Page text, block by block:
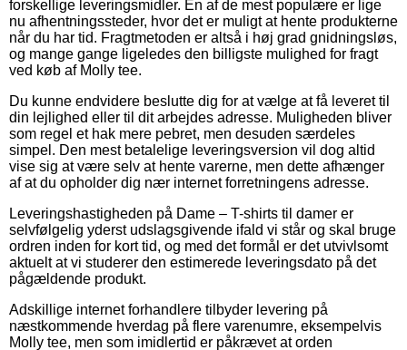
forskellige leveringsmidler. En af de mest populære er lige
nu afhentningssteder, hvor det er muligt at hente produkterne
når du har tid. Fragtmetoden er altså i høj grad gnidningsløs,
og mange gange ligeledes den billigste mulighed for fragt
ved køb af Molly tee.
Du kunne endvidere beslutte dig for at vælge at få leveret til
din lejlighed eller til dit arbejdes adresse. Muligheden bliver
som regel et hak mere pebret, men desuden særdeles
simpel. Den mest betalelige leveringsversion vil dog altid
vise sig at være selv at hente varerne, men dette afhænger
af at du opholder dig nær internet forretningens adresse.
Leveringshastigheden på Dame – T-shirts til damer er
selvfølgelig yderst udslagsgivende ifald vi står og skal bruge
ordren inden for kort tid, og med det formål er det utvivlsomt
aktuelt at vi studerer den estimerede leveringsdato på det
pågældende produkt.
Adskillige internet forhandlere tilbyder levering på
næstkommende hverdag på flere varenumre, eksempelvis
Molly tee, men som imidlertid er påkrævet at orden